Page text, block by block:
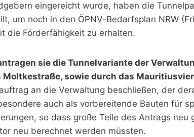
eingereicht wurde, haben die
um noch in den ÖPNV-Bedarfsplan NRW
die Förderfähigkeit zu erhalten.
sie die Tunnelvariante der
Moltkestraße, sowie durch das
an die Verwaltung beschließen, der
auch als vorbereitende Bauten für
so dass große Teile des Antrags
neu berechnet werden müssten.